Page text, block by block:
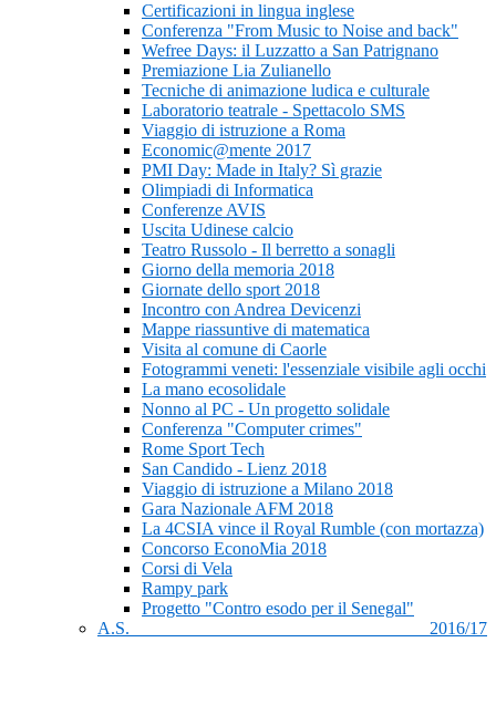
Certificazioni in lingua inglese
Conferenza "From Music to Noise and back"
Wefree Days: il Luzzatto a San Patrignano
Premiazione Lia Zulianello
Tecniche di animazione ludica e culturale
Laboratorio teatrale - Spettacolo SMS
Viaggio di istruzione a Roma
Economic@mente 2017
PMI Day: Made in Italy? Sì grazie
Olimpiadi di Informatica
Conferenze AVIS
Uscita Udinese calcio
Teatro Russolo - Il berretto a sonagli
Giorno della memoria 2018
Giornate dello sport 2018
Incontro con Andrea Devicenzi
Mappe riassuntive di matematica
Visita al comune di Caorle
Fotogrammi veneti: l'essenziale visibile agli occhi
La mano ecosolidale
Nonno al PC - Un progetto solidale
Conferenza "Computer crimes"
Rome Sport Tech
San Candido - Lienz 2018
Viaggio di istruzione a Milano 2018
Gara Nazionale AFM 2018
La 4CSIA vince il Royal Rumble (con mortazza)
Concorso EconoMia 2018
Corsi di Vela
Rampy park
Progetto "Contro esodo per il Senegal"
A.S. 2016/17